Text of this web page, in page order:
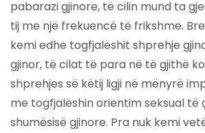
pabarazi gjinore, të cilin mund ta
tij me një frekuencë të frikshme.
kemi edhe togfjalëshit shprehje
gjinor, të cilat të para në të gjithë
shprehjes së këtij ligji në mënyrë
me togfjalëshin orientim seksual të
shumësisë gjinore. Pra nuk kemi